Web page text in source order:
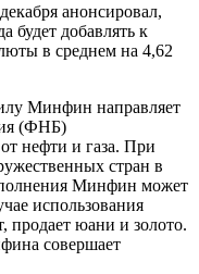
анонсировал,
будет добавлять к
в среднем на 4,62
Минфин направляет
(ФНБ)
нефти и газа. При
стран в
Минфин может
использования
продает юани и золото.
совершает